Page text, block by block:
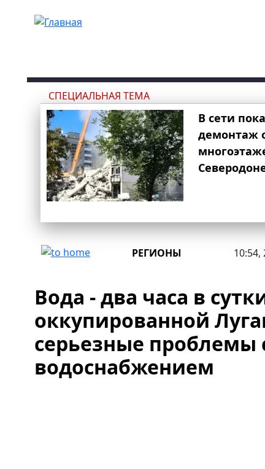
СПЕЦИАЛЬНАЯ ТЕМА
В сети
демонтаж
РЕГИОНЫ 10:54,
Вода - два часа в
оккупированной
серьезные проблемы
водоснабжением